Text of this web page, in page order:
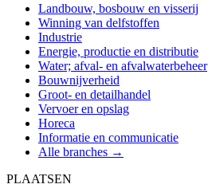
Landbouw, bosbouw en visserij
Winning van delfstoffen
Industrie
Energie, productie en distributie
Water; afval- en afvalwaterbeheer
Bouwnijverheid
Groot- en detailhandel
Vervoer en opslag
Horeca
Informatie en communicatie
Alle branches →
PLAATSEN